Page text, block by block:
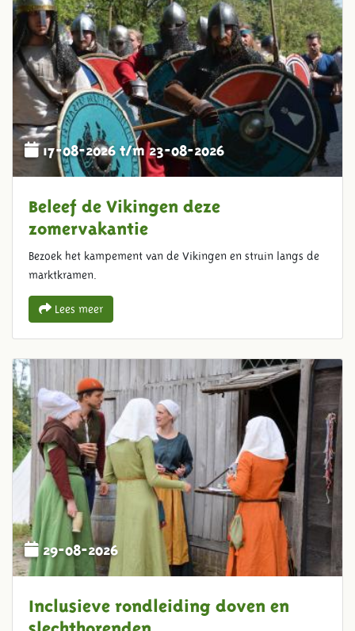
17-08-2026 t/m 23-08-2026
Beleef de Vikingen deze
zomervakantie
Bezoek het kampement van de Vikingen en struin langs de
marktkramen.
Lees meer
29-08-2026
Inclusieve rondleiding doven en
slechthorenden